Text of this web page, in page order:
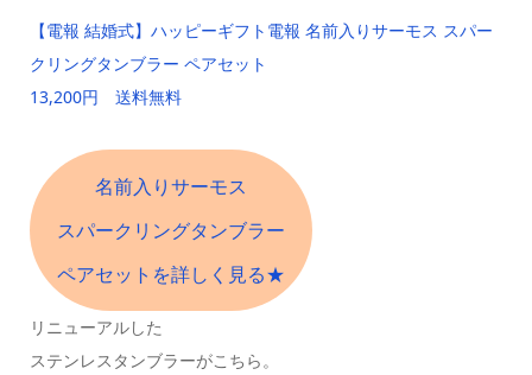
【電報 結婚式】ハッピーギフト電報 名前入りサーモス スパー
クリングタンブラー ペアセット
13,200円 送料無料
名前入りサーモス
スパークリングタンブラー
ペアセットを詳しく見る★
リニューアルした
ステンレスタンブラーがこちら。